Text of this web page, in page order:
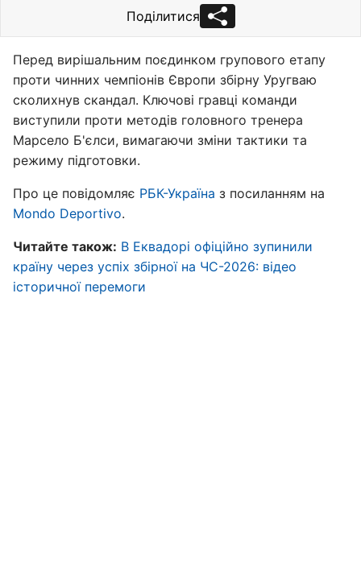
Поділитися
Перед вирішальним поєдинком групового етапу
проти чинних чемпіонів Європи збірну Уругваю
сколихнув скандал. Ключові гравці команди
виступили проти методів головного тренера
Марсело Б'єлси, вимагаючи зміни тактики та
режиму підготовки.
Про це повідомляє РБК-Україна з посиланням на
Mondo Deportivo.
Читайте також: В Еквадорі офіційно зупинили
країну через успіх збірної на ЧС-2026: відео
історичної перемоги